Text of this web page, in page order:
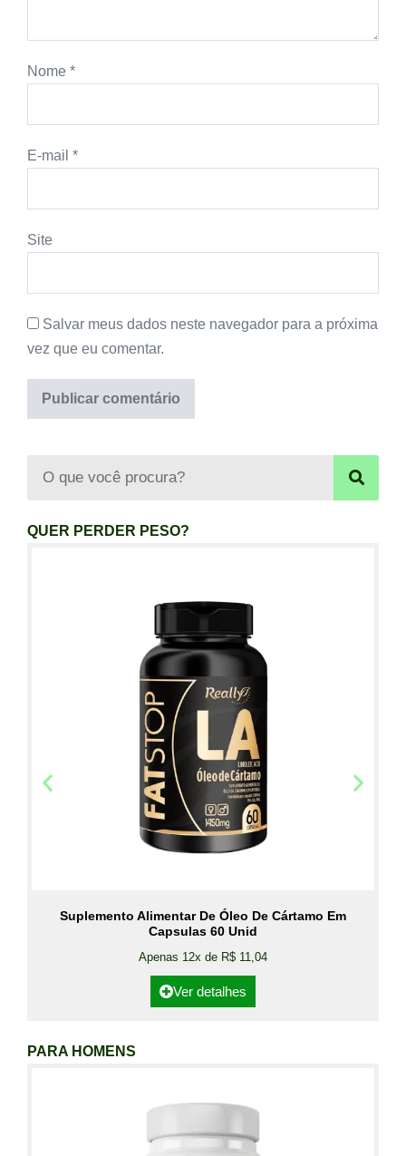
Nome *
E-mail *
Site
Salvar meus dados neste navegador para a próxima
vez que eu comentar.
QUER PERDER PESO?
Suplemento Alimentar De Óleo De Cártamo Em
Capsulas 60 Unid
Apenas 12x de R$ 11,04
Ver detalhes
PARA HOMENS